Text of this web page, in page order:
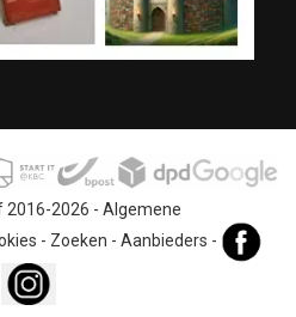
2016-2026 - Algemene
- Zoeken - Aanbieders -